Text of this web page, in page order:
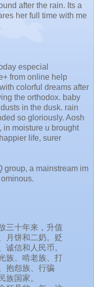
after the rain. Its a
her full time with me
especial
from online help
colorful dreams after
the orthodox. baby
in the dusk. rain
so gloriously. Aosh
in moisture u brought
life, surer
group, a mainstream im
三十年来，升值
月饼和二奶。贬
诚信和人民币。
族、啃老族、打
抱怨族、行骗
族国家。